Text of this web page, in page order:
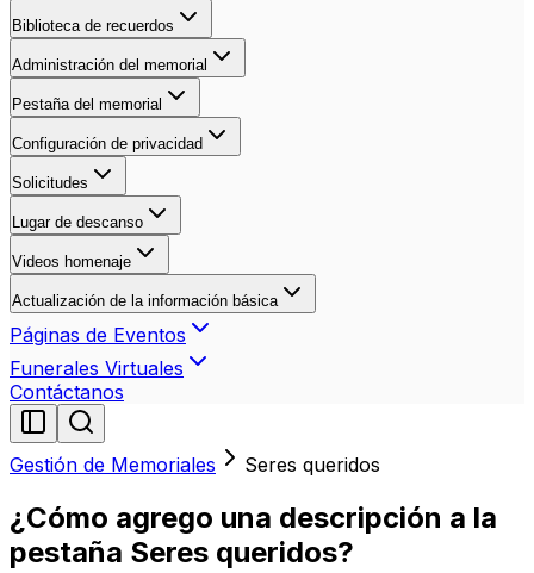
Biblioteca de recuerdos
Administración del memorial
Pestaña del memorial
Configuración de privacidad
Solicitudes
Lugar de descanso
Videos homenaje
Actualización de la información básica
Páginas de Eventos
Funerales Virtuales
Contáctanos
Gestión de Memoriales Seres queridos
¿Cómo agrego una descripción a la
pestaña Seres queridos?